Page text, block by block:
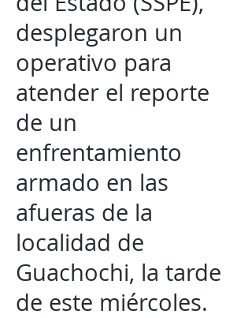
desplegaron un
operativo para
atender el reporte
de un
enfrentamiento
armado en las
afueras de la
localidad de
Guachochi, la tarde
de este miércoles.